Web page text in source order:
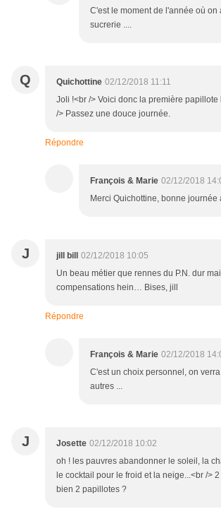
C'est le moment de l'année où on
sucrerie ....
Q Quichottine 02/12/2018 11:11
Joli !<br /> Voici donc la première
/> Passez une douce journée.
Répondre
François & Marie 02/12/2018
Merci Quichottine, bonne journée
J jill bill
02/12/2018 10:05
Un beau métier que rennes du P.N. dur
compensations hein… Bises, jill
Répondre
François & Marie 02/12/2018
C'est un choix personnel, on
autres ...
J Josette 02/12/2018 10:02
oh ! les pauvres abandonner le soleil, la
le cocktail pour le froid et la neige...<br />
bien 2 papillotes ?